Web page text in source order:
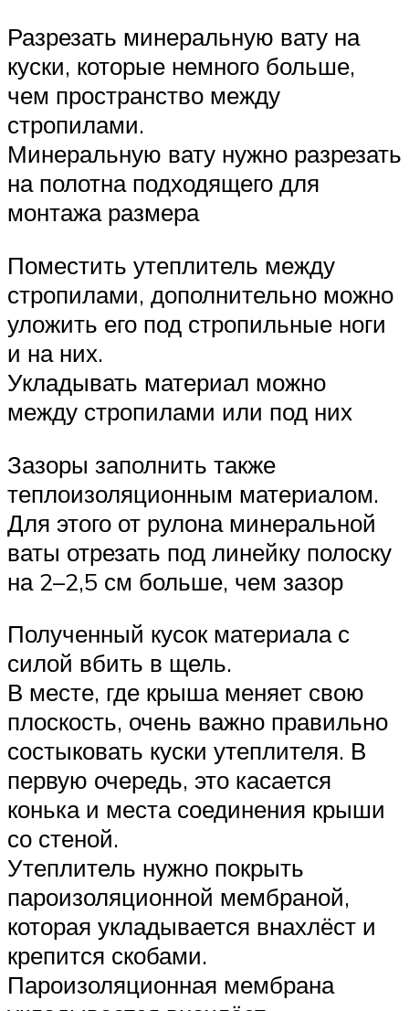
Разрезать минеральную вату на
куски, которые немного больше,
чем пространство между
стропилами.
Минеральную вату нужно разрезать
на полотна подходящего для
монтажа размера
Поместить утеплитель между
стропилами, дополнительно можно
уложить его под стропильные ноги
и на них.
Укладывать материал можно
между стропилами или под них
Зазоры заполнить также
теплоизоляционным материалом.
Для этого от рулона минеральной
ваты отрезать под линейку полоску
на 2–2,5 см больше, чем зазор
Полученный кусок материала с
силой вбить в щель.
В месте, где крыша меняет свою
плоскость, очень важно правильно
состыковать куски утеплителя. В
первую очередь, это касается
конька и места соединения крыши
со стеной.
Утеплитель нужно покрыть
пароизоляционной мембраной,
которая укладывается внахлёст и
крепится скобами.
Пароизоляционная мембрана